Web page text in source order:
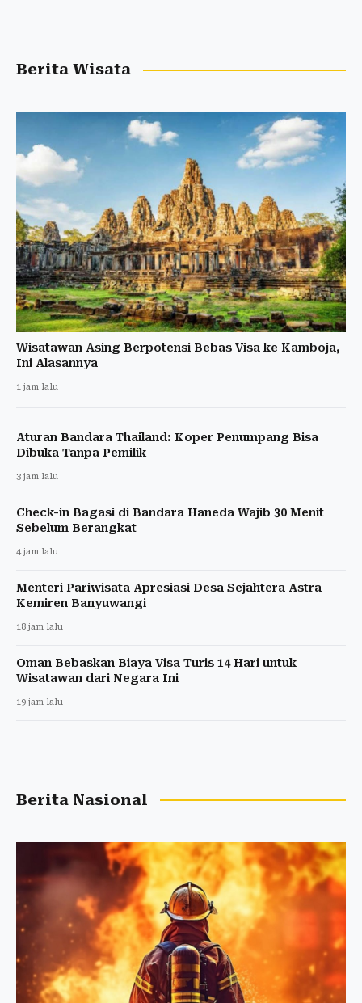
Berita Wisata
Wisatawan Asing Berpotensi Bebas Visa ke Kamboja,
Ini Alasannya
1 jam lalu
Aturan Bandara Thailand: Koper Penumpang Bisa
Dibuka Tanpa Pemilik
3 jam lalu
Check-in Bagasi di Bandara Haneda Wajib 30 Menit
Sebelum Berangkat
4 jam lalu
Menteri Pariwisata Apresiasi Desa Sejahtera Astra
Kemiren Banyuwangi
18 jam lalu
Oman Bebaskan Biaya Visa Turis 14 Hari untuk
Wisatawan dari Negara Ini
19 jam lalu
Berita Nasional